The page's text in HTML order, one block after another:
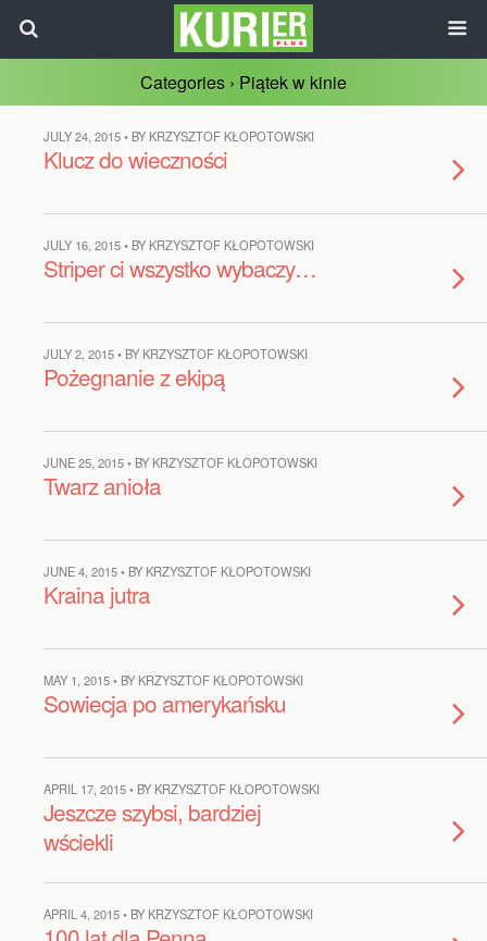
Categories › Piątek w kinie
JULY 24, 2015 • BY KRZYSZTOF KŁOPOTOWSKI
Klucz do wieczności
JULY 16, 2015 • BY KRZYSZTOF KŁOPOTOWSKI
Striper ci wszystko wybaczy…
JULY 2, 2015 • BY KRZYSZTOF KŁOPOTOWSKI
Pożegnanie z ekipą
JUNE 25, 2015 • BY KRZYSZTOF KŁOPOTOWSKI
Twarz anioła
JUNE 4, 2015 • BY KRZYSZTOF KŁOPOTOWSKI
Kraina jutra
MAY 1, 2015 • BY KRZYSZTOF KŁOPOTOWSKI
Sowiecja po amerykańsku
APRIL 17, 2015 • BY KRZYSZTOF KŁOPOTOWSKI
Jeszcze szybsi, bardziej
wściekli
APRIL 4, 2015 • BY KRZYSZTOF KŁOPOTOWSKI